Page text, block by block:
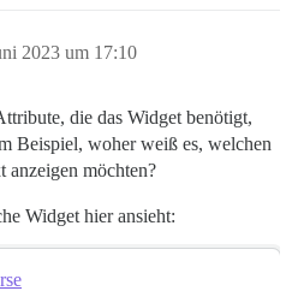
2023 um 17:10
die das Widget benötigt,
Beispiel, woher weiß es, welchen
anzeigen möchten?
Widget hier ansieht: